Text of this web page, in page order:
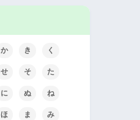
か き く
せ そ た
に ぬ ね
ほ ま み